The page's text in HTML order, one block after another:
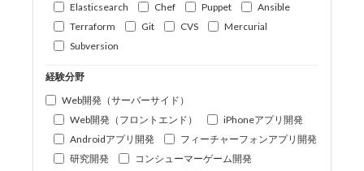
Elasticsearch
Chef Puppet
Ansible
Terraform
Git CVS
Mercurial
Subversion
経験分野
Web開発（サーバーサイド）
Web開発（フロントエンド）
iPhoneアプリ開発
Androidアプリ開発
フィーチャーフォンアプリ開発
研究開発
コンシューマーゲーム開発